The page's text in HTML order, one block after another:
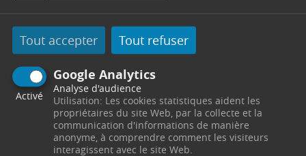
Tout accepter Tout refuser
Google Analytics
Activé
Analyse d'audience
Utilisation: Les cookies statistiques aident les
propriétaires du site Web, par la collecte et la
communication d'informations de manière
anonyme, à comprendre comment les visiteurs
interagissent avec le site Web.
des volontaires qui circuleront demain, à pied et
en quads, dans les vignobles de la commune.
Cette opération, durant la quelle vous serez
amenés à croiser et observer des quads
circulant sur les parcelles, se déroulera de
7h du matin à 18h.